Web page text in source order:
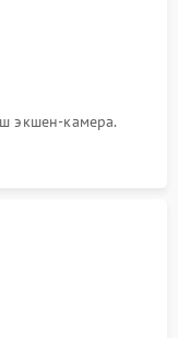
экшен-камера.